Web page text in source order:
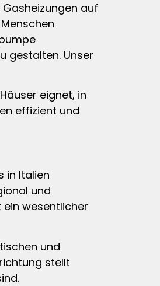
auf
gestalten. Unser
eignet, in
effizient und
in Italien
und
ein wesentlicher
und
stellt